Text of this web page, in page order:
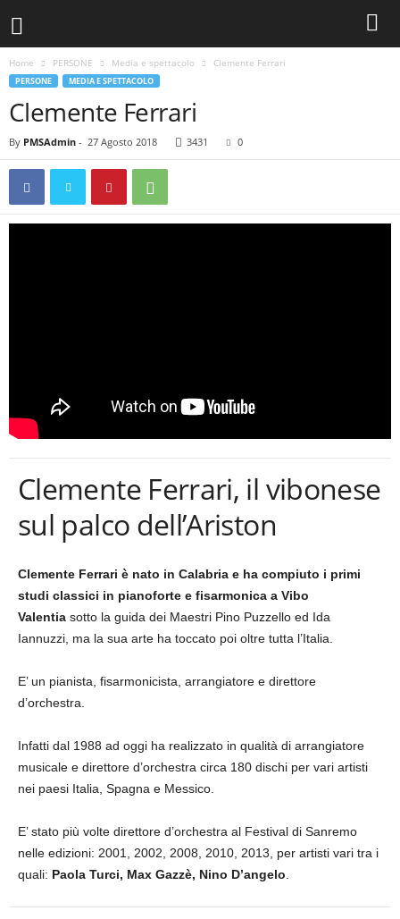
Home PERSONE Media e spettacolo Clemente Ferrari
PERSONE MEDIA E SPETTACOLO
Clemente Ferrari
By PMSAdmin - 27 Agosto 2018 3431 0
Clemente Ferrari, il vibonese
sul palco dell’Ariston
Clemente Ferrari è nato in Calabria e ha compiuto i primi
studi classici in pianoforte e fisarmonica a Vibo
Valentia sotto la guida dei Maestri Pino Puzzello ed Ida
Iannuzzi, ma la sua arte ha toccato poi oltre tutta l’Italia.
E’ un pianista, fisarmonicista, arrangiatore e direttore
d’orchestra.
Infatti dal 1988 ad oggi ha realizzato in qualità di arrangiatore
musicale e direttore d’orchestra circa 180 dischi per vari artisti
nei paesi Italia, Spagna e Messico.
E’ stato più volte direttore d’orchestra al Festival di Sanremo
nelle edizioni: 2001, 2002, 2008, 2010, 2013, per artisti vari tra i
quali: Paola Turci, Max Gazzè, Nino D’angelo